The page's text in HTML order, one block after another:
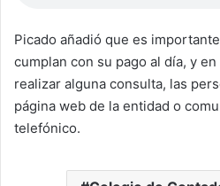
Picado añadió que es
cumplan con su pago al día, y
realizar alguna consulta, las
página web de la entidad o
telefónico.